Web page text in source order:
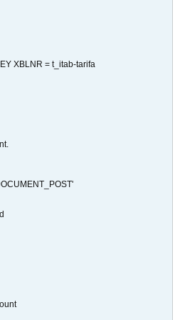
XBLNR = t_itab-tarifa